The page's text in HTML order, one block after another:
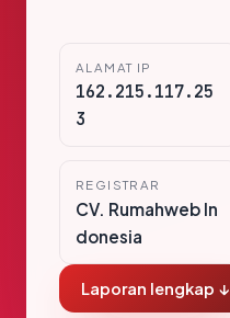
ALAMAT IP
162.215.117.25
3
REGISTRAR
CV. Rumahweb In
donesia
Laporan lengkap ↓